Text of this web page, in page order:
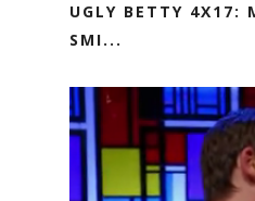
UGLY BETTY 4X17:
SMI...